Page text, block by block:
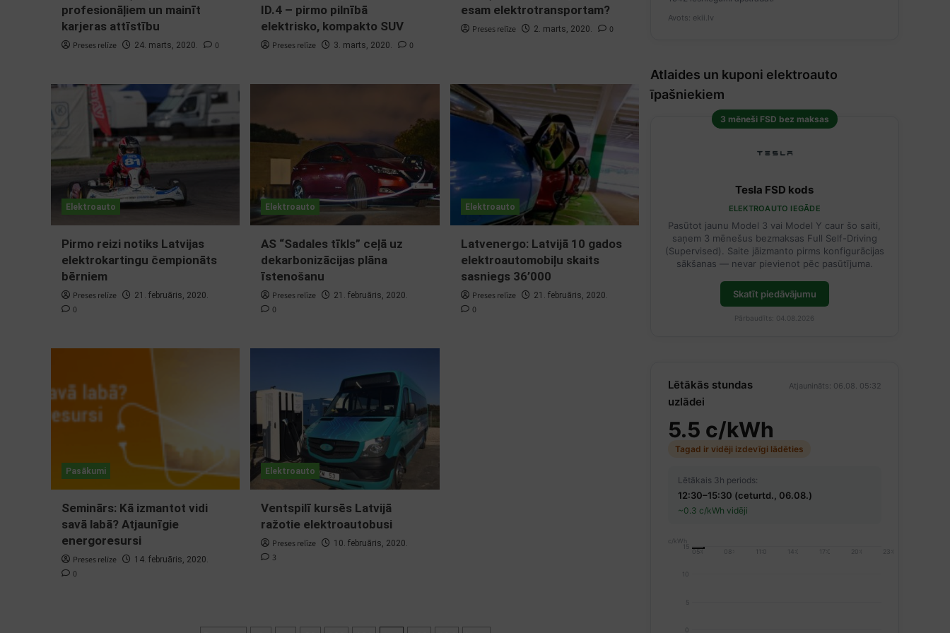
profesionāļiem un mainīt
karjeras attīstību
Preses relīze 24. marts, 2020. 0
ID.4 – pirmo pilnībā
elektrisko, kompakto SUV
Preses relīze 3. marts, 2020. 0
esam elektrotransportam?
Preses relīze 2. marts, 2020. 0
Elektroauto
Pirmo reizi notiks Latvijas
elektrokartingu čempionāts
bērniem
Preses relīze 21. februāris, 2020.
0
Elektroauto
AS “Sadales tīkls” ceļā uz
dekarbonizācijas plāna
īstenošanu
Preses relīze 21. februāris, 2020.
0
Elektroauto
Latvenergo: Latvijā 10 gados
elektroautomobiļu skaits
sasniegs 36’000
Preses relīze 21. februāris, 2020.
0
Pasākumi
Seminārs: Kā izmantot vidi
savā labā? Atjaunīgie
energoresursi
Preses relīze 14. februāris, 2020.
0
Elektroauto
Ventspilī kursēs Latvijā
ražotie elektroautobusi
Preses relīze 10. februāris, 2020.
3
Avots: ekii.lv
Atlaides un kuponi elektroauto
īpašniekiem
3 mēneši FSD bez maksas
Tesla FSD kods
ELEKTROAUTO IEGĀDE
Pasūtot jaunu Model 3 vai Model Y caur šo saiti,
saņem 3 mēnešus bezmaksas Full Self-Driving
(Supervised). Saite jāizmanto pirms konfigurācijas
sākšanas — nevar pievienot pēc pasūtījuma.
Skatīt piedāvājumu
Pārbaudīts: 04.08.2026
Lētākās stundas
uzlādei
Atjaunināts: 06.08. 05:32
5.5 c/kWh
Tagad ir vidēji izdevīgi lādēties
Lētākais 3h periods:
12:30–15:30 (ceturtd., 06.08.)
~0.3 c/kWh vidēji
c/kWh
0
5
10
15
05:00 08:00 11:00 14:00 17:00 20:00 23:00